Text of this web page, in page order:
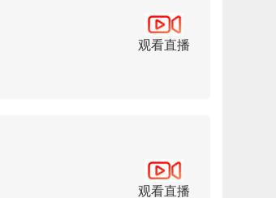
观看直播
观看直播